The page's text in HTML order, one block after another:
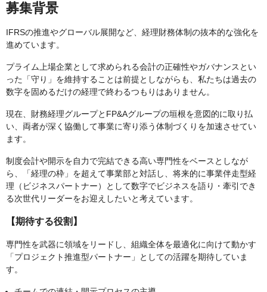
募集背景
IFRSの推進やグローバル展開など、経理財務体制の抜本的な強化を
進めています。
プライム上場企業として求められる会計の正確性やガバナンスとい
った「守り」を維持することは前提としながらも、私たちは過去の
数字を固めるだけの経理で終わるつもりはありません。
現在、財務経理グループとFP&Aグループの垣根を意図的に取り払
い、両者が深く協働して事業に寄り添う体制づくりを加速させてい
ます。
制度会計や開示を自力で完結できる高い専門性をベースとしなが
ら、「経理の枠」を超えて事業部と対話し、将来的に事業伴走型経
理（ビジネスパートナー）として数字でビジネスを語り・牽引でき
る次世代リーダーをお迎えしたいと考えています。
【期待する役割】
専門性を武器に領域をリードし、組織全体を最適化に向けて動かす
「プロジェクト推進型パートナー」としての活躍を期待していま
す。